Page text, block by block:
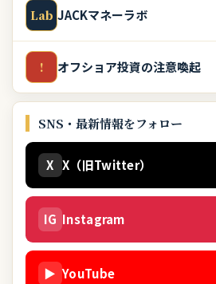
Lab JACKマネーラボ
! オフショア投資の注意喚起
SNS・最新情報をフォロー
X X（旧Twitter）
IG Instagram
▶ YouTube